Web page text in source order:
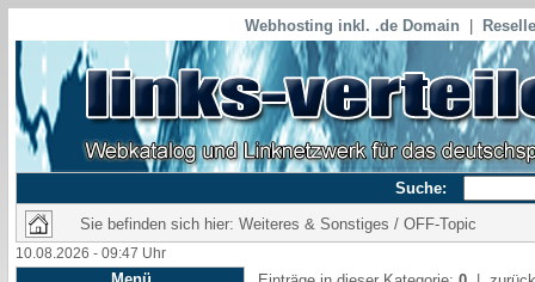
Webhosting inkl. .de Domain
Suche:
Sie befinden sich hier: Weiteres & Sonstiges / OFF-Topic
10.08.2026 - 09:47 Uhr